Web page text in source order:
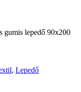
gumis lepedő 90x200
, Lepedő